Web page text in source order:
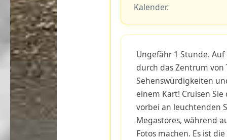
Kalender.
Ungefähr 1 Stunde.
durch das Zentrum von
Sehenswürdigkeiten
einem Kart! Cruisen
vorbei an leuchtenden
Megastores, während
Fotos machen. Es ist